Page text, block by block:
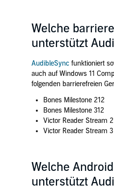
Welche
unterstützt
AudibleSyncfunktioniert
auch auf Windows 11
folgenden barrierefreien
Bones Milestone 212
Bones Milestone 312
Victor Reader Stream 2
Victor Reader Stream 3
Welche
unterstützt